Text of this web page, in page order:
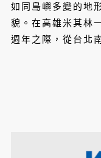
如同島嶼多變的地
貌。在高雄米其林
週年之際，從台北